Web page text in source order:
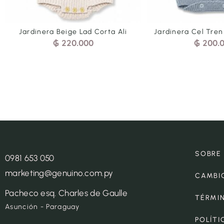
Jardinera Beige Lad Corta Ali
₲ 220.000
Jardinera Cel
₲
0981 653 050
marketing@genuino.com.py
Pacheco esq. Charles de Gaulle
Asunción - Paraguay
SOBRE